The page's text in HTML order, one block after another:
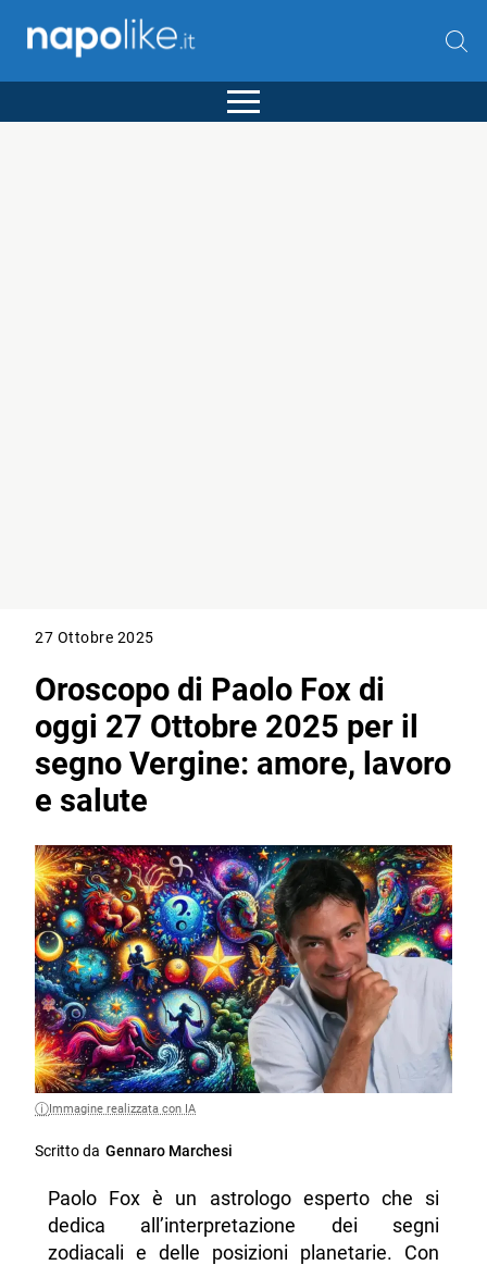
27 Ottobre 2025
Oroscopo di Paolo Fox di
oggi 27 Ottobre 2025 per il
segno Vergine: amore, lavoro
e salute
Immagine realizzata con IA
Scritto da Gennaro Marchesi
Paolo Fox è un astrologo esperto che si
dedica all’interpretazione dei segni
zodiacali e delle posizioni planetarie. Con